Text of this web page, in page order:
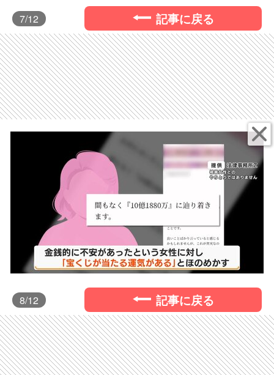
7/12 記事に戻る
8/12 記事に戻る